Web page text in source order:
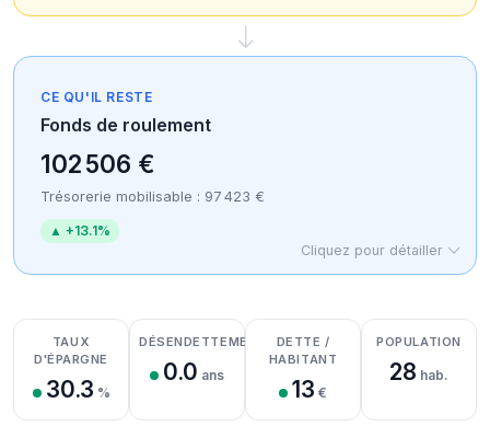
CE QU'IL RESTE
Fonds de roulement
102 506 €
Trésorerie mobilisable : 97 423 €
▲ +13.1%
Cliquez pour détailler
Détail des recettes
Détail des dépenses
Détail de la trésorerie
TAUX
D'ÉPARGNE
30.3 %
DÉSENDETTEMENT
0.0 ans
DETTE /
HABITANT
13 €
POPULATION
28 hab.